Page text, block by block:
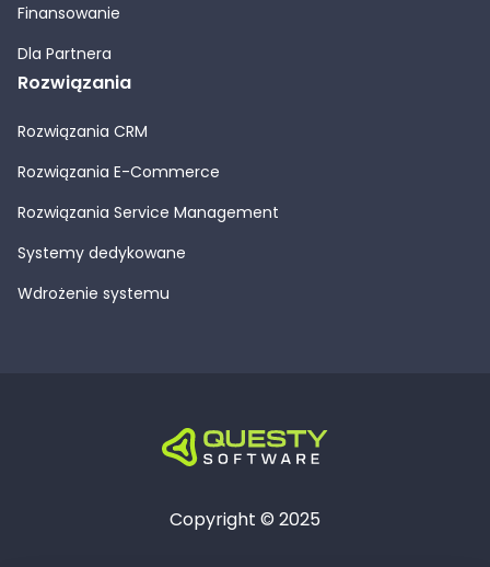
Finansowanie
Dla Partnera
Rozwiązania
Rozwiązania CRM
Rozwiązania E-Commerce
Rozwiązania Service Management
Systemy dedykowane
Wdrożenie systemu
Copyright © 2025